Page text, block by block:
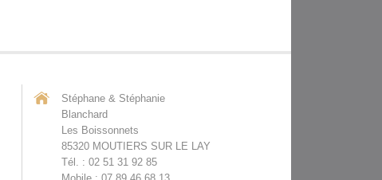
Stéphane & Stéphanie
Blanchard
Les Boissonnets
85320 MOUTIERS SUR LE LAY
Tél. : 02 51 31 92 85